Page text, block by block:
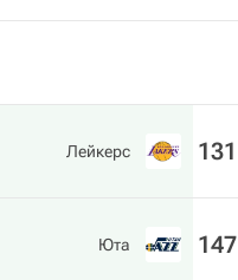
Лейкерс 131
Юта 147